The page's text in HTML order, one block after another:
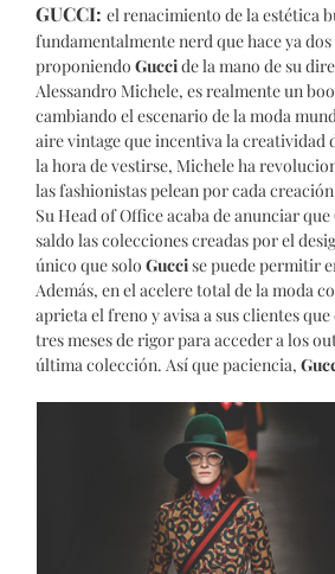
GUCCI: el renacimiento de la estética
fundamentalmente nerd que hace ya
proponiendo Guccide la mano de su
Alessandro Michele, es realmente un
cambiando el escenario de la moda
aire vintage que incentiva la creatividad
la hora de vestirse, Michele ha
las fashionistas pelean por cada
Su Head of Office acaba de anunciar que
saldo las colecciones creadas por el
único que solo Guccise puede permitir
Además, en el acelere total de la moda
aprieta el freno y avisa a sus clientes
tres meses de rigor para acceder a los
última colección. Así que paciencia,